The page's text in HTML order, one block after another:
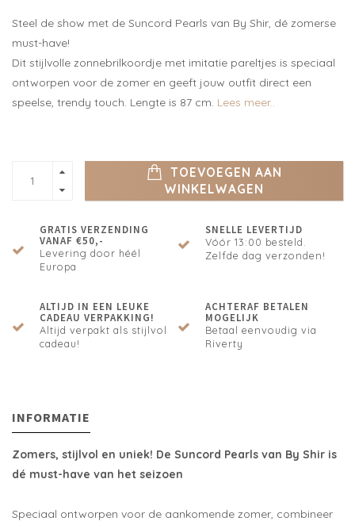
Steel de show met de Suncord Pearls van By Shir, dé zomerse
must-have!
Dit stijlvolle zonnebrilkoordje met imitatie pareltjes is speciaal
ontworpen voor de zomer en geeft jouw outfit direct een
speelse, trendy touch. Lengte is 87 cm. Lees meer..
TOEVOEGEN AAN
WINKELWAGEN
GRATIS VERZENDING
VANAF €50,-
Levering door héél
Europa
SNELLE LEVERTIJD
Vóór 13:00 besteld.
Zelfde dag verzonden!
ALTIJD IN EEN LEUKE
CADEAU VERPAKKING!
Altijd verpakt als stijlvol
cadeau!
ACHTERAF BETALEN
MOGELIJK
Betaal eenvoudig via
Riverty
INFORMATIE
Zomers, stijlvol en uniek! De Suncord Pearls van By Shir is
dé must-have van het seizoen
Speciaal ontworpen voor de aankomende zomer, combineer